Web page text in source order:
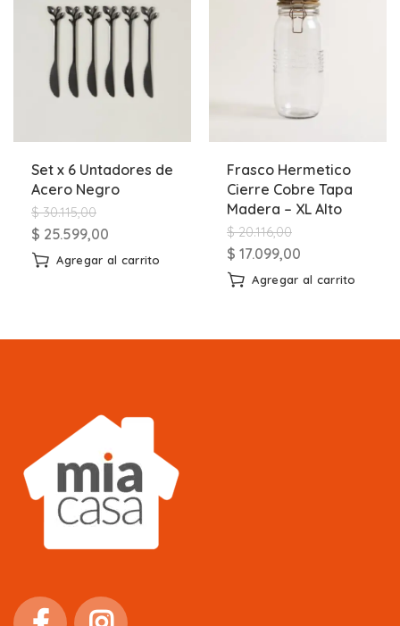
Set x 6 Untadores de
Acero Negro
$30.115,00
$ 25.599,00
Agregar al carrito
Frasco Hermetico
Cierre Cobre Tapa
Madera – XL Alto
$20.116,00
$ 17.099,00
Agregar al carrito